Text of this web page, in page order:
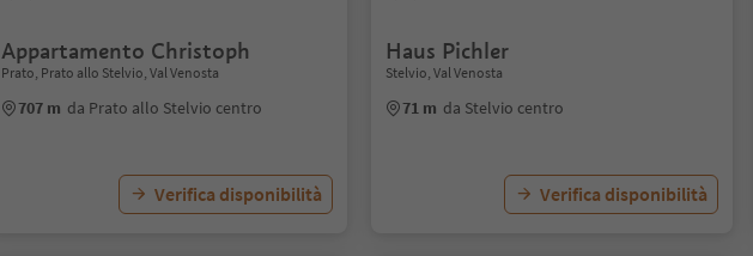
Appartamento Christoph
Prato, Prato allo Stelvio, Val Venosta
707 m da Prato allo Stelvio centro
Verifica disponibilità
Haus Pichler
Stelvio, Val Venosta
71 m da Stelvio centro
Verifica disponibilità